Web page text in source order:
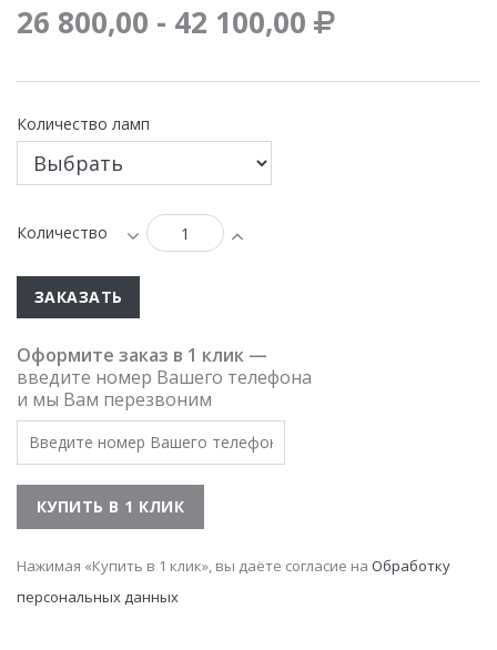
26 800,00 - 42 100,00
Количество ламп
Количество
ЗАКАЗАТЬ
Оформите заказ в 1 клик —
введите номер Вашего телефона
и мы Вам перезвоним
Нажимая «Купить в 1 клик», вы даёте согласие на Обработку
персональных данных